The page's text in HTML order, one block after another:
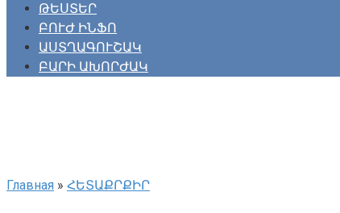
ԹԵՍՏԵՐ
ԲՈՒԺ ԻՆՖՈ
ԱՍՏՂԱԳՈՒՇԱԿ
ԲԱՐԻ ԱԽՈՐԺԱԿ
Главная » ՀԵՏԱՔՐՔԻՐ